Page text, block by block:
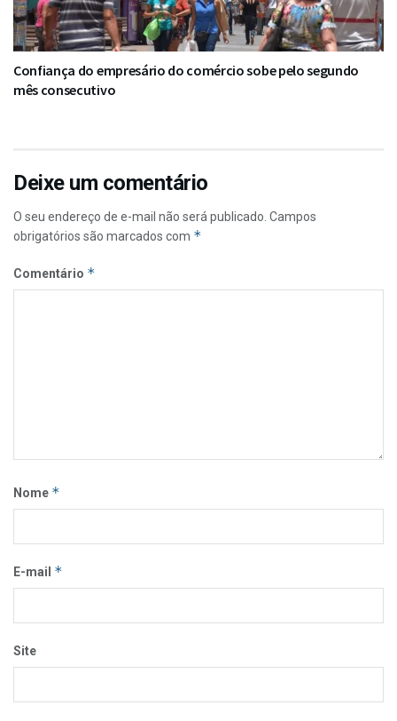
Confiança do empresário do comércio sobe pelo segundo
mês consecutivo
Deixe um comentário
O seu endereço de e-mail não será publicado. Campos
obrigatórios são marcados com *
Comentário *
Nome *
E-mail *
Site